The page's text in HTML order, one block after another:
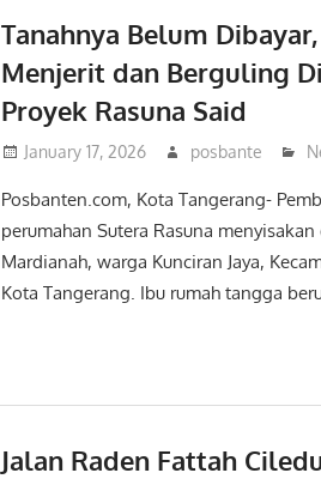
Tanahnya Belum
Menjerit dan Berguling
Proyek Rasuna Said
January 17, 2026 posbante
Posbanten.com, Kota Tangerang-
perumahan Sutera Rasuna
Mardianah, warga Kunciran Jaya,
Kota Tangerang. Ibu rumah tangga
Jalan Raden Fattah